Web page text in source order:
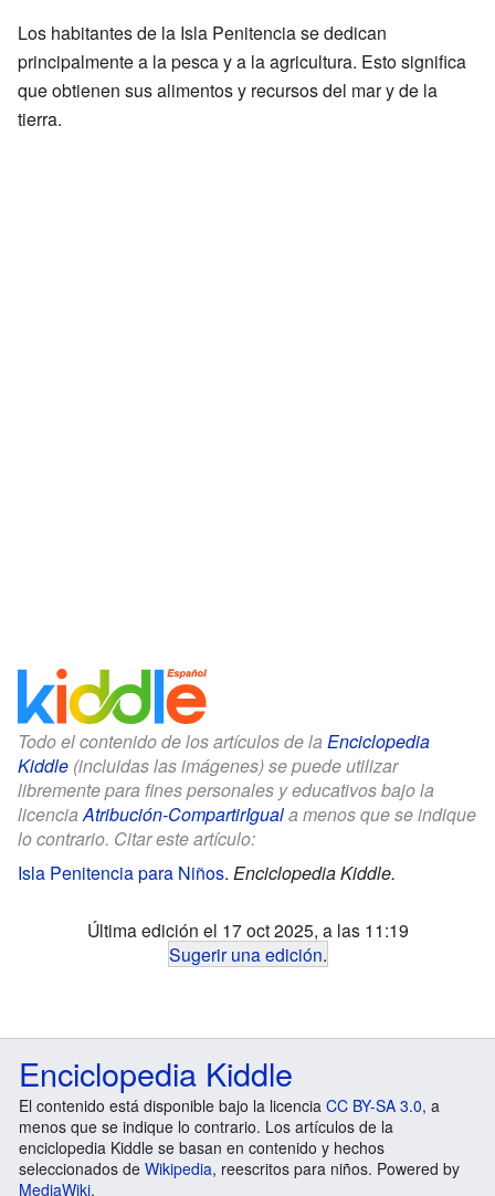
Los habitantes de la Isla Penitencia se dedican
principalmente a la pesca y a la agricultura. Esto significa
que obtienen sus alimentos y recursos del mar y de la
tierra.
Todo el contenido de los artículos de la Enciclopedia
Kiddle (incluidas las imágenes) se puede utilizar
libremente para fines personales y educativos bajo la
licenciaAtribución-CompartirIguala menos que se indique
lo contrario. Citar este artículo:
Isla Penitencia para Niños. Enciclopedia Kiddle.
Última edición el 17 oct 2025, a las 11:19
Sugerir una edición.
Enciclopedia Kiddle
El contenido está disponible bajo la licencia CC BY-SA 3.0, a
menos que se indique lo contrario. Los artículos de la
enciclopedia Kiddle se basan en contenido y hechos
seleccionados de Wikipedia, reescritos para niños. Powered by
MediaWiki.